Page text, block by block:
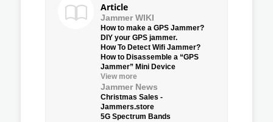
Article
Jammer WIKI
How to make a GPS Jammer?
DIY your GPS jammer.
How To Detect Wifi Jammer?
How to Disassemble a “GPS
Jammer” Mini Device
View more
Jammer News
Christmas Sales -
Jammers.store
5G Spectrum Bands